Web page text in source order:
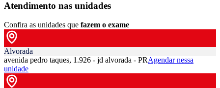
Atendimento nas unidades
Confira as unidades que fazem o exame
Alvorada
avenida pedro taques, 1.926 - jd alvorada - PRAgendar nessa
unidade